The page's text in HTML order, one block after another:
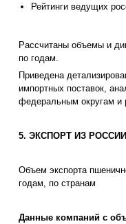
Рейтинги ведущих
Рассчитаны объемы и
по годам.
Приведена
импортных поставок,
федеральным округам и
5. ЭКСПОРТ ИЗ РОССИИ
Объем экспорта
годам, по странам
Данные компаний с